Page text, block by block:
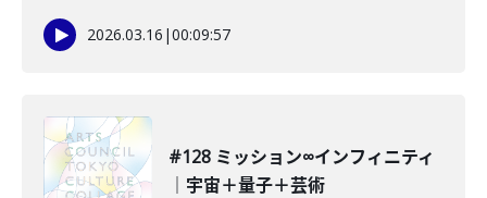
2026.03.16 |00:09:57
#128 ミッション∞インフィニティ
｜宇宙＋量子＋芸術